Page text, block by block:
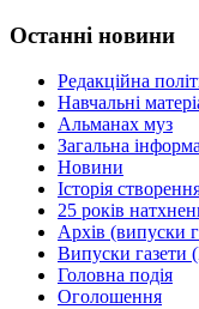
Останні новини
Редакційна
Навчальні
Альманах муз
Загальна
Новини
Історія
25 років
Архів (випуски
Випуски газети
Головна подія
Оголошення